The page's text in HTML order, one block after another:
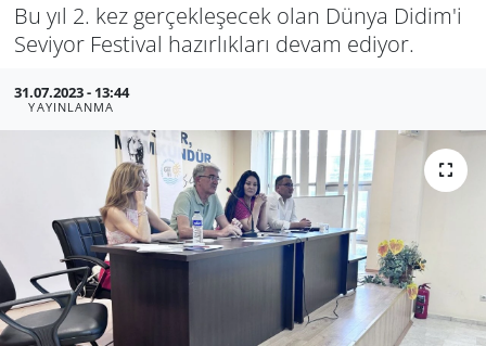
Bu yıl 2. kez gerçekleşecek olan Dünya Didim'i
Seviyor Festival hazırlıkları devam ediyor.
31.07.2023 - 13:44
YAYINLANMA
EĞİTİM
EKONOMİ
GENEL
GÜNDEM
HABERDE İNSAN
KÜLTÜR SANAT
Tüm Manşetler
Son Dakika Haberleri
Haber Arşivi